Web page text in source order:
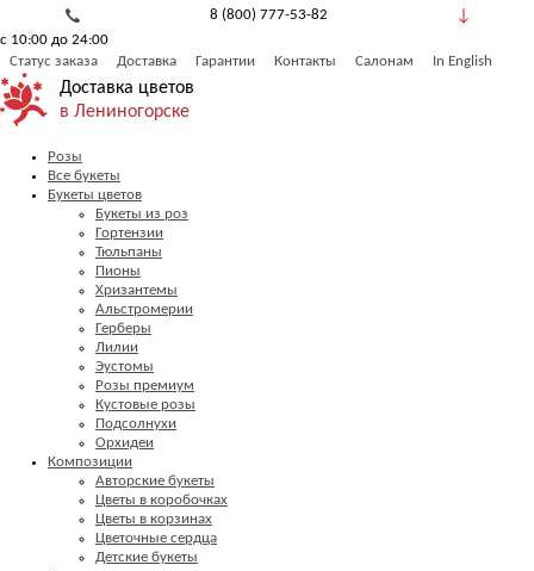
8 (800) 777-53-82
с 10:00 до 24:00
Статус заказа
Доставка Гарантии Контакты Салонам In English
Доставка цветов
в Лениногорске
Розы
Все букеты
Букеты цветов
Букеты из роз
Гортензии
Тюльпаны
Пионы
Хризантемы
Альстромерии
Герберы
Лилии
Эустомы
Розы премиум
Кустовые розы
Подсолнухи
Орхидеи
Композиции
Авторские букеты
Цветы в коробочках
Цветы в корзинах
Цветочные сердца
Детские букеты